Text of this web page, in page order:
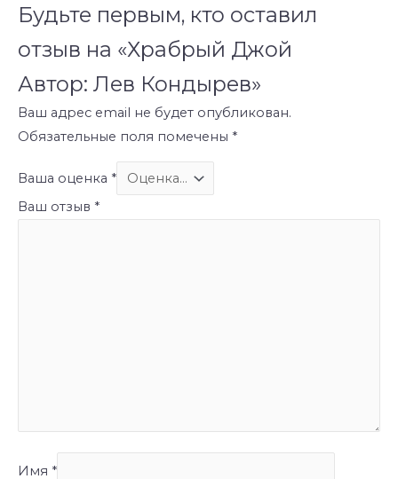
Будьте первым, кто оставил
отзыв на «Храбрый Джой
Автор: Лев Кондырев»
Ваш адрес email не будет опубликован.
Обязательные поля помечены *
Ваша оценка *
Ваш отзыв *
Имя *